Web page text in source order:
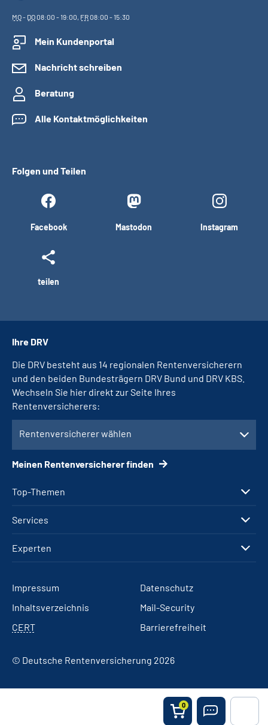
0
MO- DO08:00 - 19:00, FR08:00 - 15:30
Mein Kundenportal
Nachricht schreiben
Beratung
Alle Kontaktmöglichkeiten
Folgen und Teilen
Facebook Mastodon Instagram
teilen
Top-Themen
Services
Experten
Ihre DRV
Die DRV besteht aus 14 regionalen Rentenversicherern
und den beiden Bundesträgern DRV Bund und DRV KBS.
Wechseln Sie hier direkt zur Seite Ihres
Rentenversicherers:
Rentenversicherer wählen
Meinen Rentenversicherer finden
Impressum
Datenschutz
Inhaltsverzeichnis
Mail-Security
CERT
Barrierefreiheit
© Deutsche Rentenversicherung 2026